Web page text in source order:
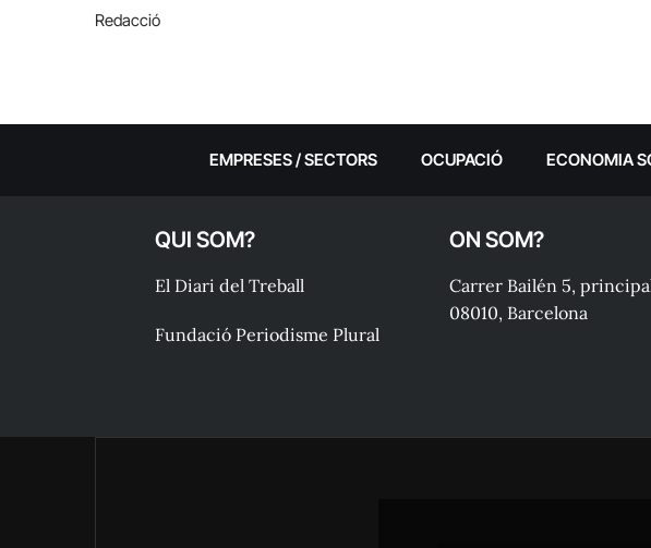
Redacció
EMPRESES / SECTORS OCUPACIÓ ECONOMIA
QUI SOM?
El Diari del Treball
Fundació Periodisme Plural
ON SOM?
Carrer Bailén 5,
08010, Barcelona